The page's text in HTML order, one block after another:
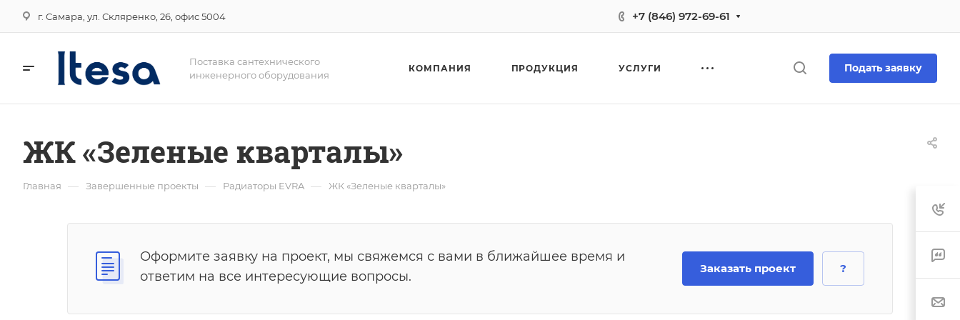
г. Самара, ул. Скляренко, 26, офис 5004 +7 (846) 972-69-61
Поставка сантехнического
инженерного оборудования
КОМПАНИЯ ПРОДУКЦИЯ УСЛУГИ Подать заявку
ЖК «Зеленые кварталы»
Главная — Завершенные проекты — Радиаторы EVRA — ЖК «Зеленые кварталы»
Оформите заявку на проект, мы свяжемся с вами в ближайшее время и
ответим на все интересующие вопросы.
Заказать проект ?